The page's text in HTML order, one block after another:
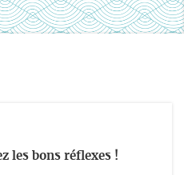
les bons réflexes !